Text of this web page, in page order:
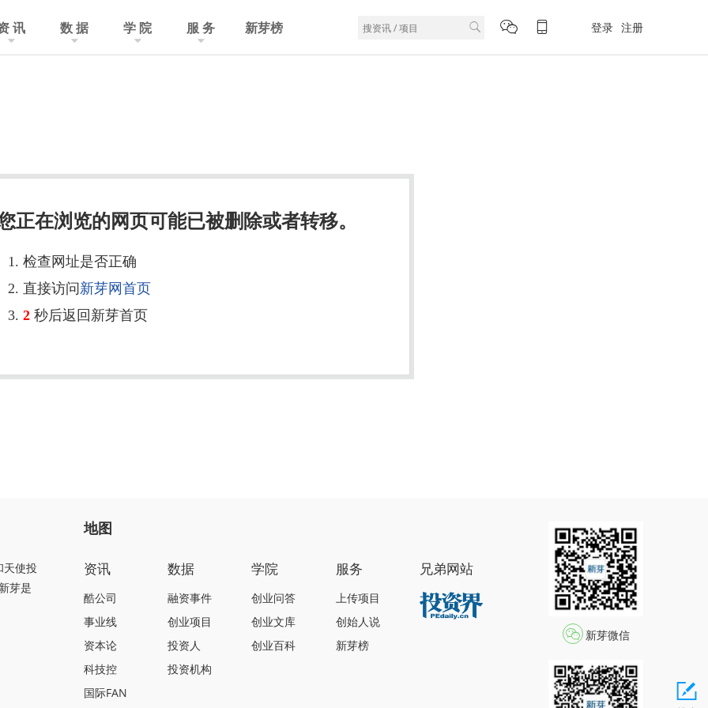
讯 数 据 学 院 服 务 新芽榜 登录 注册
正在浏览的网页可能已被删除或者转移。
1. 检查网址是否正确
2. 直接访问 新芽网首页
3. 2 秒后返回新芽首页
天使投
芽是
地图
资讯
酷公司
事业线
资本论
科技控
国际FAN
数据
融资事件
创业项目
投资人
投资机构
学院
创业问答
创业文库
创业百科
服务
上传项目
创始人说
新芽榜
兄弟网站
新芽微信